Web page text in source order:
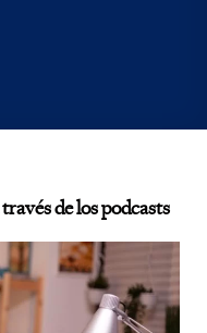
de los podcasts